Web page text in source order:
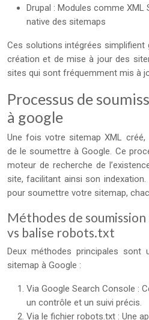
Drupal : Modules comme
native des sitemaps
Ces solutions intégrées simplifient
création et de mise à jour des
sites qui sont fréquemment mis à
Processus de
à google
Une fois votre sitemap XML créé,
de le soumettre à Google. Ce
moteur de recherche de
site, facilitant ainsi son
pour soumettre votre sitemap,
Méthodes de soumission
vs balise robots.txt
Deux méthodes principales sont
sitemap à Google :
Via Google Search Console :
un contrôle et un suivi précis.
Via le fichier robots.txt : Une